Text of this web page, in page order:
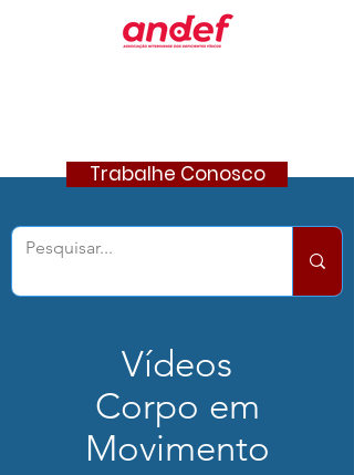
Trabalhe Conosco
Vídeos
Corpo em
Movimento